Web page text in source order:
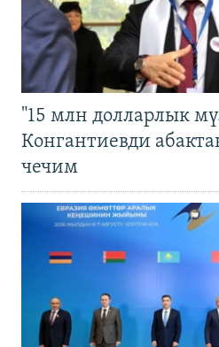
"15 млн долларлык
Конгантиевди
чечим